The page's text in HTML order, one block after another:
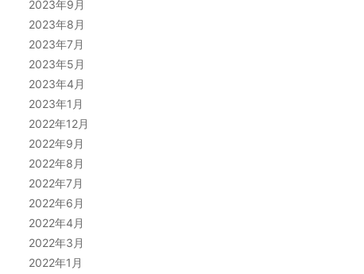
2023年9月
2023年8月
2023年7月
2023年5月
2023年4月
2023年1月
2022年12月
2022年9月
2022年8月
2022年7月
2022年6月
2022年4月
2022年3月
2022年1月